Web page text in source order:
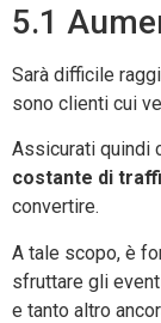
5.1
Sarà difficile
sono clienti cui
Assicurati quindi
costante di
convertire.
A tale scopo, è
sfruttare gli
e tanto altro